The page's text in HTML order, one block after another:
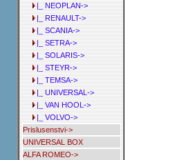
|_ NEOPLAN->
|_ RENAULT->
|_ SCANIA->
|_ SETRA->
|_ SOLARIS->
|_ STEYR->
|_ TEMSA->
|_ UNIVERSAL->
|_ VAN HOOL->
|_ VOLVO->
Prislusenstvi->
UNIVERSAL BOX
ALFA ROMEO->